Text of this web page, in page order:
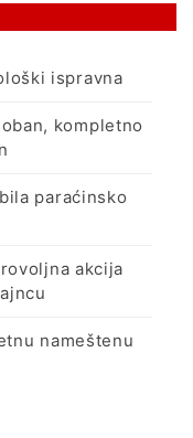
ispravna
kompletno
paraćinsko
akcija
nameštenu